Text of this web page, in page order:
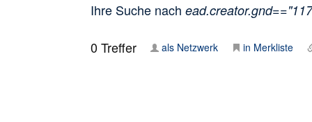
Ihre Suche nach
0Treffer als Netzwerk in Merkliste